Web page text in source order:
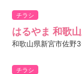
チラシ
はるやま 和歌
和歌山県新宮市佐野
チラシ